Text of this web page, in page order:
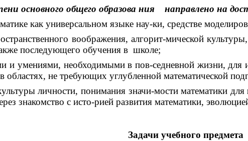
основного общего образова ния направлено на
как универсальном языке нау-ки, средстве
воображения, алгорит-мической
последующего обучения в школе;
и умениями, необходимыми в пов-седневной жизни,
областях, не требующих углубленной математической
личности, понимания значи-мости математики
знакомство с исто-рией развития математики,
Задачи учебного предмета